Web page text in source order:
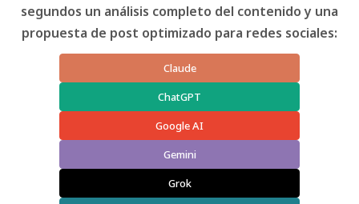
segundos un análisis completo del contenido y una
propuesta de post optimizado para redes sociales:
Claude
ChatGPT
Google AI
Gemini
Grok